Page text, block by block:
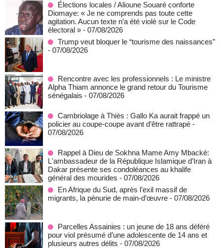
Élections locales / Alioune Souaré conforte
Diomaye: « Je ne comprends pas toute cette
agitation. Aucun texte n’a été violé sur le Code
électoral » - 07/08/2026
Trump veut bloquer le “tourisme des naissances”
- 07/08/2026
Rencontre avec les professionnels : Le ministre
Alpha Thiam annonce le grand retour du Tourisme
sénégalais - 07/08/2026
Cambriolage à Thiès : Gallo Ka aurait frappé un
policier au coupe-coupe avant d’être rattrapé -
07/08/2026
Rappel à Dieu de Sokhna Mame Amy Mbacké:
L'ambassadeur de la République Islamique d'Iran à
Dakar présente ses condoléances au khalife
général des mourides - 07/08/2026
En Afrique du Sud, après l’exil massif de
migrants, la pénurie de main-d’œuvre - 07/08/2026
Parcelles Assainies : un jeune de 18 ans déféré
pour viol présumé d’une adolescente de 14 ans et
plusieurs autres délits - 07/08/2026